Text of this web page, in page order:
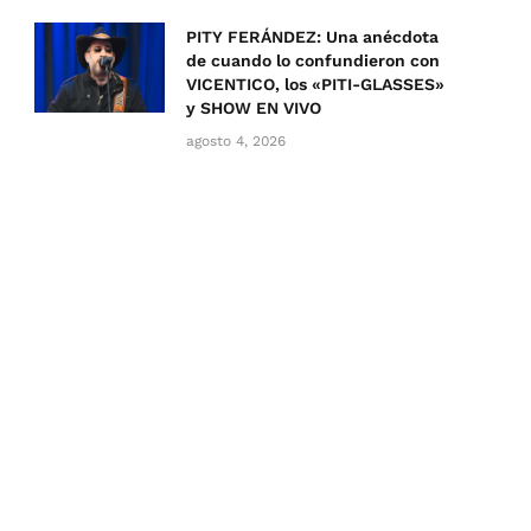
PITY FERÁNDEZ: Una anécdota
de cuando lo confundieron con
VICENTICO, los «PITI-GLASSES»
y SHOW EN VIVO
agosto 4, 2026